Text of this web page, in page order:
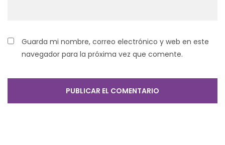
Guarda mi nombre, correo electrónico y web en este
navegador para la próxima vez que comente.